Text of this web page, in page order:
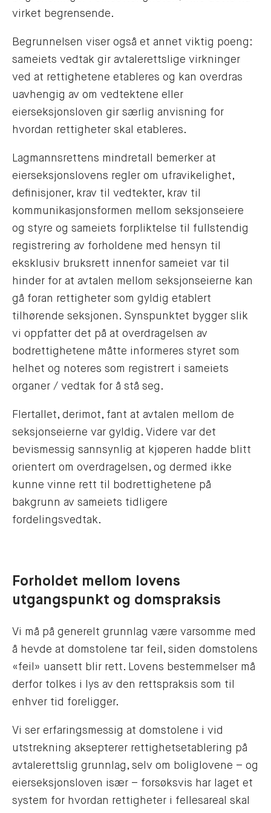
virket begrensende.
Begrunnelsen viser også et annet viktig poeng:
sameiets vedtak gir avtalerettslige virkninger
ved at rettighetene etableres og kan overdras
uavhengig av om vedtektene eller
eierseksjonsloven gir særlig anvisning for
hvordan rettigheter skal etableres.
Lagmannsrettens mindretall bemerker at
eierseksjonslovens regler om ufravikelighet,
definisjoner, krav til vedtekter, krav til
kommunikasjonsformen mellom seksjonseiere
og styre og sameiets forpliktelse til fullstendig
registrering av forholdene med hensyn til
eksklusiv bruksrett innenfor sameiet var til
hinder for at avtalen mellom seksjonseierne kan
gå foran rettigheter som gyldig etablert
tilhørende seksjonen. Synspunktet bygger slik
vi oppfatter det på at overdragelsen av
bodrettighetene måtte informeres styret som
helhet og noteres som registrert i sameiets
organer / vedtak for å stå seg.
Flertallet, derimot, fant at avtalen mellom de
seksjonseierne var gyldig. Videre var det
bevismessig sannsynlig at kjøperen hadde blitt
orientert om overdragelsen, og dermed ikke
kunne vinne rett til bodrettighetene på
bakgrunn av sameiets tidligere
fordelingsvedtak.
Forholdet mellom lovens
utgangspunkt og domspraksis
Vi må på generelt grunnlag være varsomme med
å hevde at domstolene tar feil, siden domstolens
«feil» uansett blir rett. Lovens bestemmelser må
derfor tolkes i lys av den rettspraksis som til
enhver tid foreligger.
Vi ser erfaringsmessig at domstolene i vid
utstrekning aksepterer rettighetsetablering på
avtalerettslig grunnlag, selv om boliglovene – og
eierseksjonsloven især – forsøksvis har laget et
system for hvordan rettigheter i fellesareal skal